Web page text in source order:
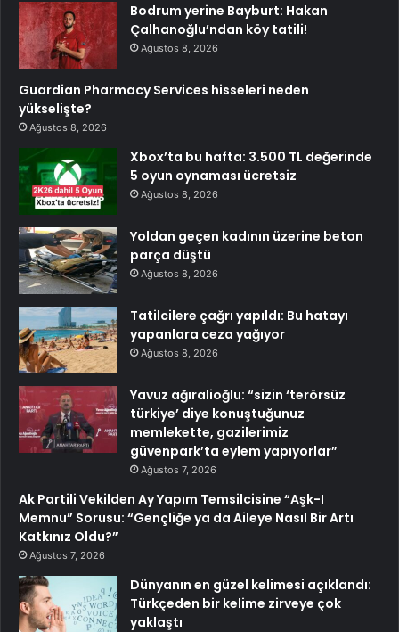
Bodrum yerine Bayburt: Hakan
Çalhanoğlu’ndan köy tatili!
Ağustos 8, 2026
Guardian Pharmacy Services hisseleri neden
yükselişte?
Ağustos 8, 2026
Xbox’ta bu hafta: 3.500 TL değerinde
5 oyun oynaması ücretsiz
Ağustos 8, 2026
Yoldan geçen kadının üzerine beton
parça düştü
Ağustos 8, 2026
Tatilcilere çağrı yapıldı: Bu hatayı
yapanlara ceza yağıyor
Ağustos 8, 2026
Yavuz ağıralioğlu: “sizin ‘terörsüz
türkiye’ diye konuştuğunuz
memlekette, gazilerimiz
güvenpark’ta eylem yapıyorlar”
Ağustos 7, 2026
Ak Partili Vekilden Ay Yapım Temsilcisine “Aşk-I
Memnu” Sorusu: “Gençliğe ya da Aileye Nasıl Bir Artı
Katkınız Oldu?”
Ağustos 7, 2026
Dünyanın en güzel kelimesi açıklandı:
Türkçeden bir kelime zirveye çok
yaklaştı